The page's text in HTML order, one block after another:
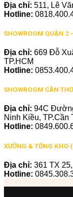
Địa chỉ: 511, Lê
Hotline:
SHOWROOM QUẬN 2
Địa chỉ: 669 Đỗ
TP.HCM
Hotline:
SHOWROOM CẦN
Địa chỉ: 94C
Ninh Kiều, TP.Cần
Hotline:
XƯỞNG & TỔNG KHO
Địa chỉ: 361 TX
Hotline: